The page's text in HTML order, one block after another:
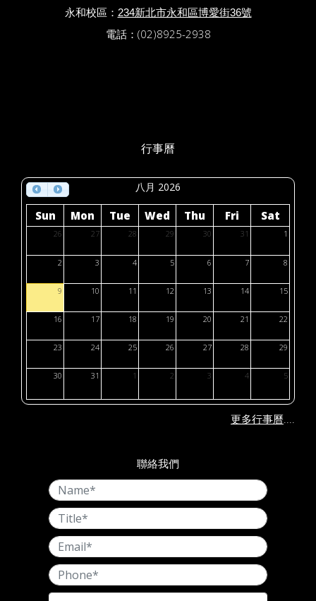
永和校區： 234新北市永和區博愛街36號
電話：(02)8925-2938
行事曆
八月 2026
Sun Mon Tue Wed Thu Fri Sat
26 27 28 29 30 31 1
2 3 4 5 6 7 8
9 10 11 12 13 14 15
16 17 18 19 20 21 22
23 24 25 26 27 28 29
30 31 1 2 3 4 5
更多行事曆....
聯絡我們